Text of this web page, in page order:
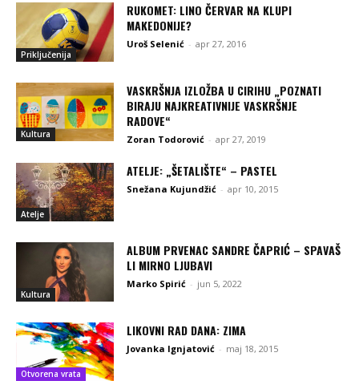
Priključenija
RUKOMET: LINO ČERVAR NA KLUPI
MAKEDONIJE?
Uroš Selenić - apr 27, 2016
Kultura
VASKRŠNJA IZLOŽBA U CIRIHU „POZNATI
BIRAJU NAJKREATIVNIJE VASKRŠNJE
RADOVE“
Zoran Todorović - apr 27, 2019
Atelje
ATELJE: „ŠETALIŠTE“ – PASTEL
Snežana Kujundžić - apr 10, 2015
Kultura
ALBUM PRVENAC SANDRE ČAPRIĆ – SPAVAŠ
LI MIRNO LJUBAVI
Marko Spirić - jun 5, 2022
Otvorena vrata
LIKOVNI RAD DANA: ZIMA
Jovanka Ignjatović - maj 18, 2015